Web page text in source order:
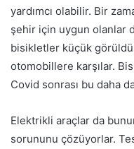
yardımcı olabilir. Bir
şehir için uygun olanlar
bisikletler küçük
otomobillere karşılar.
Covid sonrası bu daha
Elektrikli araçlar da
sorununu çözüyorlar.